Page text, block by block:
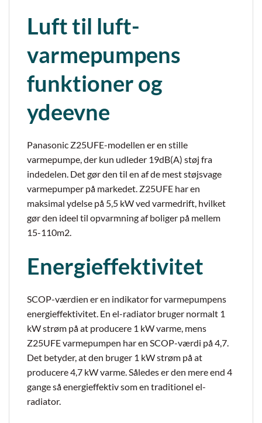
Luft til luft-
varmepumpens
funktioner og
ydeevne
Panasonic Z25UFE-modellen er en stille
varmepumpe, der kun udleder 19dB(A) støj fra
indedelen. Det gør den til en af de mest støjsvage
varmepumper på markedet. Z25UFE har en
maksimal ydelse på 5,5 kW ved varmedrift, hvilket
gør den ideel til opvarmning af boliger på mellem
15-110m2.
Energieffektivitet
SCOP-værdien er en indikator for varmepumpens
energieffektivitet. En el-radiator bruger normalt 1
kW strøm på at producere 1 kW varme, mens
Z25UFE varmepumpen har en SCOP-værdi på 4,7.
Det betyder, at den bruger 1 kW strøm på at
producere 4,7 kW varme. Således er den mere end 4
gange så energieffektiv som en traditionel el-
radiator.